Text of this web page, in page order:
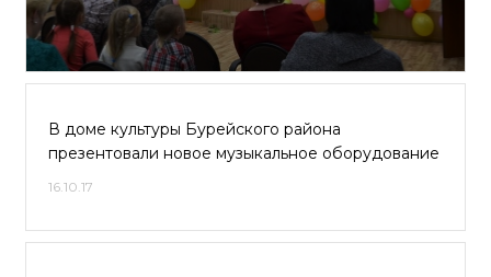
В доме культуры Бурейского района
презентовали новое музыкальное оборудование
16.10.17